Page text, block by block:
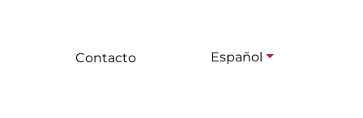
Contacto Español